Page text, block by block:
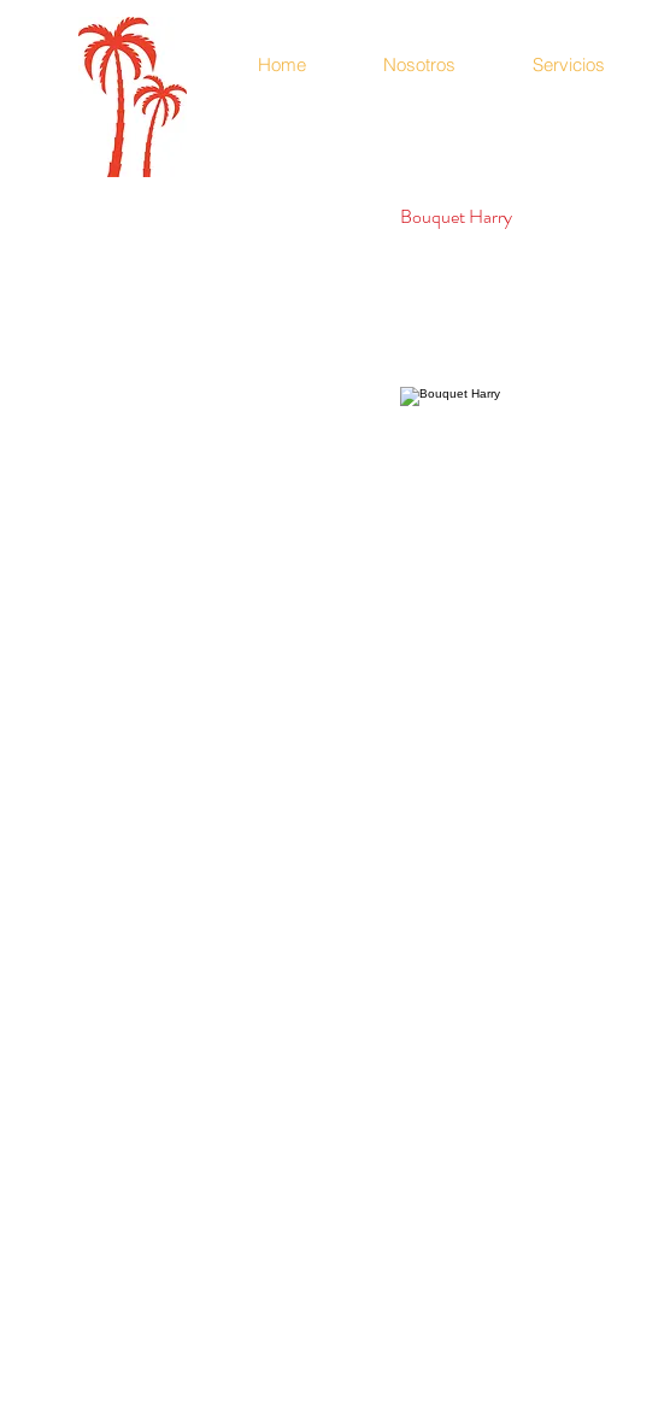
Home Nosotros Servicios
Bouquet Harry